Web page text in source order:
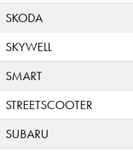
SKODA
SKYWELL
SMART
STREETSCOOTER
SUBARU